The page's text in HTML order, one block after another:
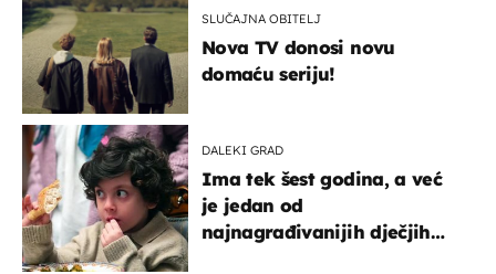
SLUČAJNA OBITELJ
Nova TV donosi novu
domaću seriju!
DALEKI GRAD
Ima tek šest godina, a već
je jedan od
najnagrađivanijih dječjih